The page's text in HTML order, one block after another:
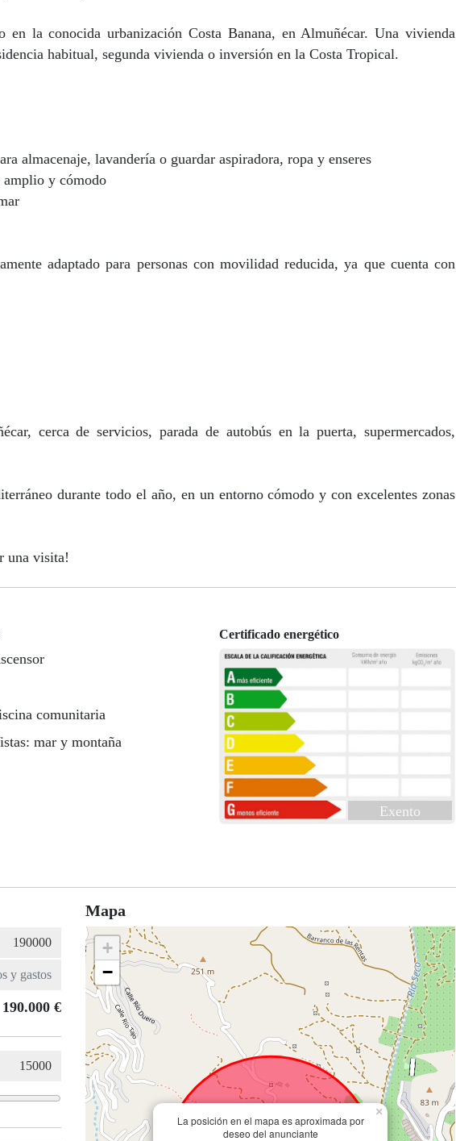
en la conocida urbanización Costa Banana, en Almuñécar. Una vivienda
habitual, segunda vivienda o inversión en la Costa Tropical.
almacenaje, lavandería o guardar aspiradora, ropa y enseres
amplio y cómodo
adaptado para personas con movilidad reducida, ya que cuenta con
cerca de servicios, parada de autobús en la puerta, supermercados,
durante todo el año, en un entorno cómodo y con excelentes zonas
una visita!
comunitaria
mar y montaña
Certificado energético
Exento
190.000 €
Mapa
La posición en el mapa es aproximada por
deseo del anunciante
×
+
−